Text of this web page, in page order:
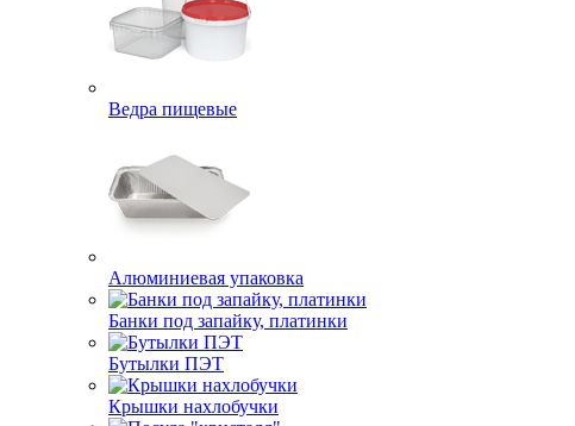
Ведра пищевые
Алюминиевая упаковка
Банки под запайку, платинки
Бутылки ПЭТ
Крышки нахлобучки